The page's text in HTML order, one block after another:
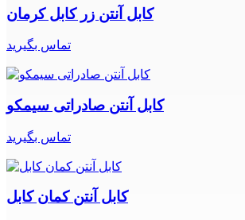
کابل آنتن زر کابل کرمان
تماس بگیرید
کابل آنتن صادراتی سیمکو
تماس بگیرید
کابل آنتن کمان کابل